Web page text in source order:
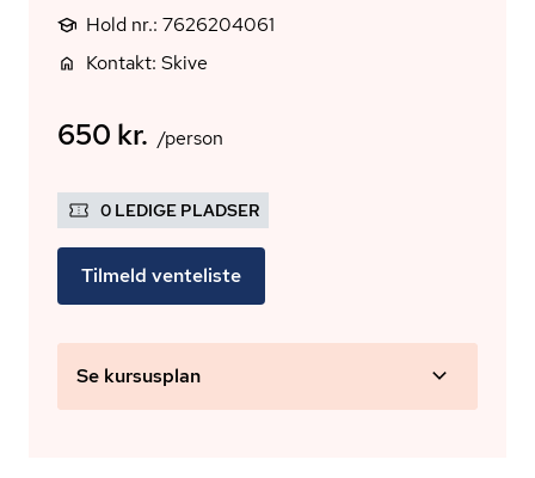
Hold nr.: 7626204061
Kontakt: Skive
650 kr. /person
0 LEDIGE PLADSER
Tilmeld venteliste
Se kursusplan